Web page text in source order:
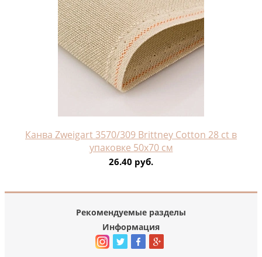
Канва Zweigart 3570/309 Brittney Cotton 28 ct в
упаковке 50х70 см
26.40 руб.
Рекомендуемые разделы
Информация